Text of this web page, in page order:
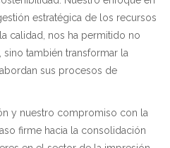
estratégica de los recursos
calidad, nos ha permitido no
también transformar la
sus procesos de
y nuestro compromiso con la
firme hacia la consolidación